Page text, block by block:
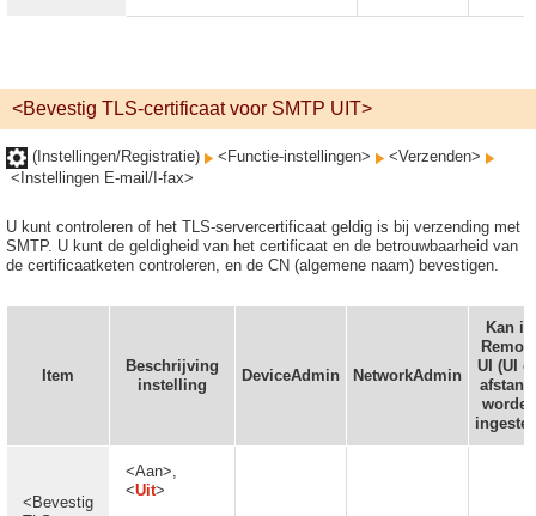
<Bevestig TLS-certificaat voor SMTP UIT>
(Instellingen/Registratie) <Functie-instellingen>
<Verzenden>
<Instellingen E-mail/I-fax>
U kunt controleren of het TLS-servercertificaat geldig is bij verzending met
SMTP. U kunt de geldigheid van het certificaat en de betrouwbaarheid van
de certificaatketen controleren, en de CN (algemene naam) bevestigen.
Item
Beschrijving
instelling
DeviceAdmin NetworkAdmin
Kan in
Remote
UI (UI
worden
<Bevestig
<Aan>,
<Uit>